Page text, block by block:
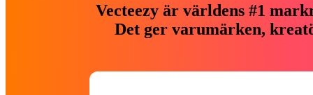
Vecteezy är världens #1
Det ger varumärken,